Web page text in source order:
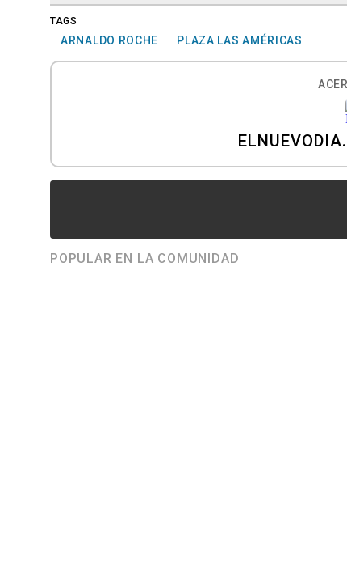
TAGS
ARNALDO ROCHE PLAZA LAS AMÉRICAS
POPULAR EN LA COMUNIDAD